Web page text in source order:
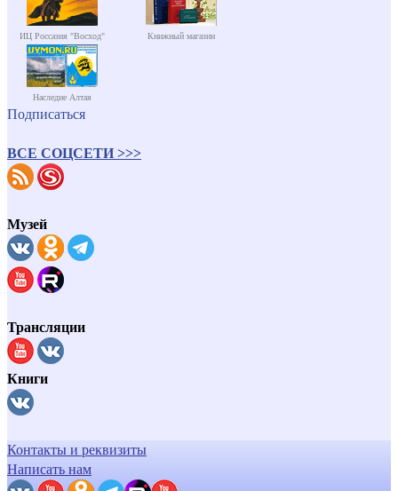
ИЦ Россазия "Восход" Книжный магазин
Наследие Алтая
Подписаться
ВСЕ СОЦСЕТИ >>>
Музей
Трансляции
Книги
Контакты и реквизиты
Написать нам